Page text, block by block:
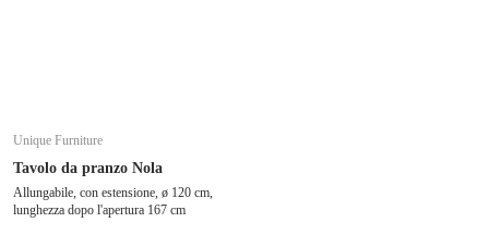
Unique Furniture
Tavolo da pranzo Nola
Allungabile, con estensione, ø 120 cm,
lunghezza dopo l'apertura 167 cm